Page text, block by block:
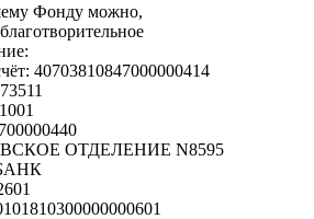
Фонду можно,
40703810847000000414
ОТДЕЛЕНИЕ N8595